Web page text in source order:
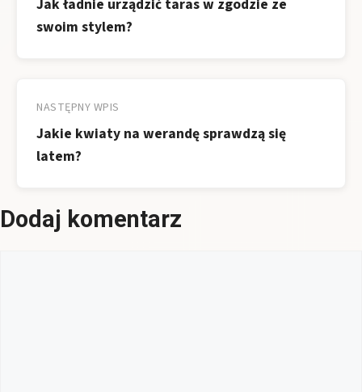
Jak ładnie urządzić taras w zgodzie ze
swoim stylem?
NASTĘPNY WPIS
Jakie kwiaty na werandę sprawdzą się
latem?
Dodaj komentarz